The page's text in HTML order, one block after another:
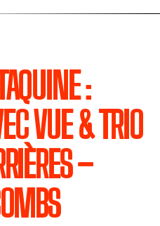
:
VUE & TRIO
–